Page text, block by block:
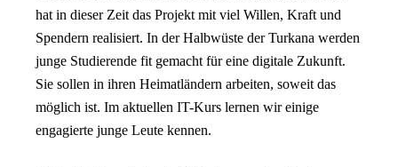
hat in dieser Zeit das Projekt mit viel Willen, Kraft und
Spendern realisiert. In der Halbwüste der Turkana werden
junge Studierende fit gemacht für eine digitale Zukunft.
Sie sollen in ihren Heimatländern arbeiten, soweit das
möglich ist. Im aktuellen IT-Kurs lernen wir einige
engagierte junge Leute kennen.